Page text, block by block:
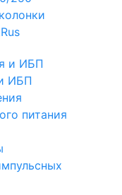
ИБП
питания